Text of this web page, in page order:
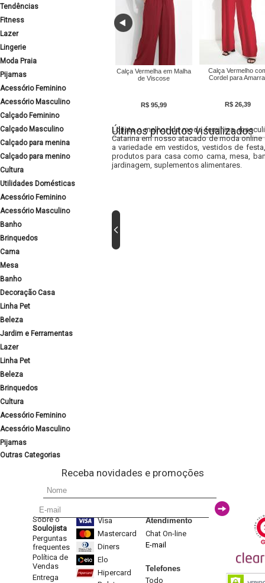
Tendências
Fitness
Lazer
Lingerie
Moda Praia
Pijamas
Acessório Feminino
Acessório Masculino
Calçado Feminino
Calçado Masculino
Calçado para menina
Calçado para menino
Cultura
Utilidades Domésticas
Acessório Feminino
Acessório Masculino
Banho
Brinquedos
Cama
Mesa
Banho
Decoração Casa
Linha Pet
Beleza
Jardim e Ferramentas
Lazer
Linha Pet
Beleza
Brinquedos
Cultura
Acessório Feminino
Acessório Masculino
Pijamas
Outras Categorias
Calça Vermelha em Malha
de Viscose
R$ 95,99
Calça Vermelho
Cordel para
R$ 26,39
Últimos produtos visualizados
Lojista o melhor da moda feminina,
Catarina em nosso atacado de moda
a variedade em vestidos, vestidos de
produtos para casa como cama, mesa,
jardinagem, suplementos alimentares.
Receba novidades e promoções
Sobre o
Soulojista
Perguntas
frequentes
Política de
Vendas
Entrega
Visa
Mastercard
Diners
Elo
Hipercard
Atendimento
Chat On-line
E-mail
Telefones
Todo